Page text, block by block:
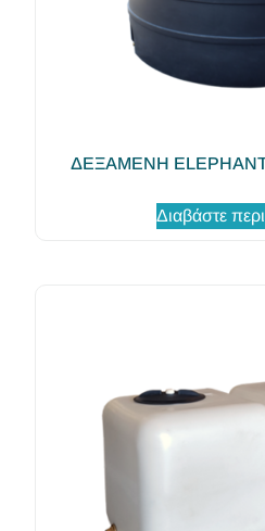
ΔΕΞΑΜΕΝΗ
Διαβάστε